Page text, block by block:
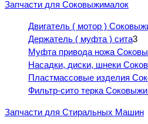
Запчасти для Соковыжималок
Двигатель ( мотор )
Держатель ( муфта ) сита3
Муфта привода ножа
Насадки, диски, шнеки
Пластмассовые изделия
Фильтр-сито терка
Запчасти для Стиральных Машин